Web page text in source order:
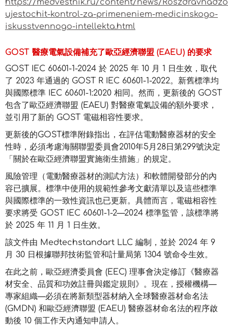
https://medvestnik.ru/content/news/
ujestochit-kontrol-za-primeneniem-medicinskogo-
iskusstvennogo-intellekta.html
GOST 醫療電氣設備補充了歐亞經濟聯盟 (EAEU) 的要求
GOST IEC 60601-1-2024 於 2025 年 10 月 1 日生效，取代
了 2023 年通過的 GOST R IEC 60601-1-2022。新舊標準均
與國際標準 IEC 60601-1:2020 相同。然而，更新後的 GOST
包含了歐亞經濟聯盟 (EAEU) 對醫療電氣設備的額外要求，
並引用了新的 GOST 電磁相容性要求。
更新後的GOST標準附錄指出，在評估電動醫療器材的安全
性時，必須考慮海關聯盟委員會2010年5月28日第299號決定
「關於在歐亞經濟聯盟實施衛生措施」的規定。
風險管理（電動醫療器材的測試方法）和軟體開發部分的內
容已擴展。標準中使用的規範性參考文獻清單以及這些標準
與國際標準的一致性資訊也已更新。具體而言，電磁相容性
要求將受 GOST IEC 60601-1-2—2024 標準監管，該標準將
於 2025 年 11 月 1 日生效。
該文件由 Medtechstandart LLC 編制，並於 2024 年 9
月 30 日根據聯邦技術監管和計量局第 1304 號命令生效。
在此之前，歐亞經濟委員會 (EEC) 理事會決定修訂《醫療器
材安全、品質和功效註冊與鑑定規則》。現在，授權機構—
專家組織—必須在將新類型器材納入全球醫療器材命名法
(GMDN) 和歐亞經濟聯盟 (EAEU) 醫療器材命名法的程序啟
動後 10 個工作天內通知申請人。